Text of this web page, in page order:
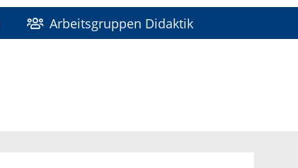
Arbeitsgruppen Didaktik